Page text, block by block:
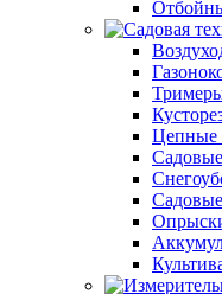
Цепные